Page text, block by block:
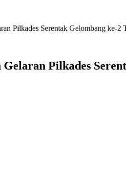
Pilkades Serentak Gelombang ke-2
Pilkades